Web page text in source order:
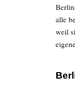
alle
weil